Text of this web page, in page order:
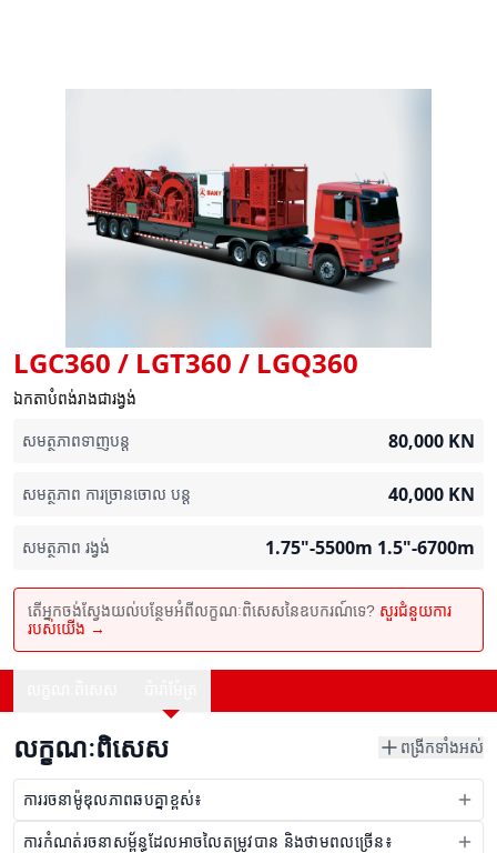
LGC360 / LGT360 / LGQ360
ឯកតាបំពង់រាងជារង្វង់
សមត្ថភាពទាញបន្ត
80,000 KN
សមត្ថភាព ការច្រានចោល បន្ត 40,000 KN
សមត្ថភាព រង្វង់ 1.75"-5500m 1.5"-6700m
តើអ្នកចង់ស្វែងយល់បន្ថែមអំពីលក្ខណៈពិសេសនៃឧបករណ៍ទេ? សួរជំនួយការ
របស់យើង →
លក្ខណៈពិសេស ពង្រីកទាំងអស់
ការរចនាម៉ូឌុលភាពឆបគ្នាខ្ពស់៖
ការកំណត់រចនាសម្ព័ន្ធដែលអាចលៃតម្រូវបាន និងថាមពលច្រើន៖